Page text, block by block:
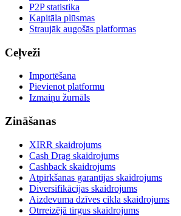
P2P statistika
Kapitāla plūsmas
Straujāk augošās platformas
Ceļveži
Importēšana
Pievienot platformu
Izmaiņu žurnāls
Zināšanas
XIRR skaidrojums
Cash Drag skaidrojums
Cashback skaidrojums
Atpirkšanas garantijas skaidrojums
Diversifikācijas skaidrojums
Aizdevuma dzīves cikla skaidrojums
Otrreizējā tirgus skaidrojums